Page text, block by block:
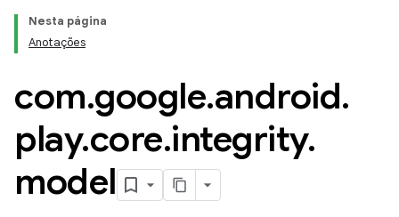
Nesta página
Anotações
com.google.android.
play.core.integrity.
model